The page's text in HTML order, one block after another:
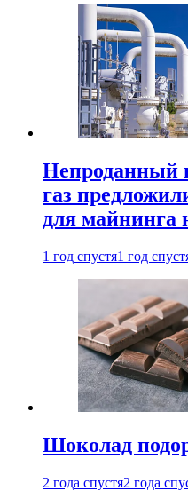
Непроданный
газ
для майнинга
1 год спустя1 год
Шоколад
2 года спустя2 года